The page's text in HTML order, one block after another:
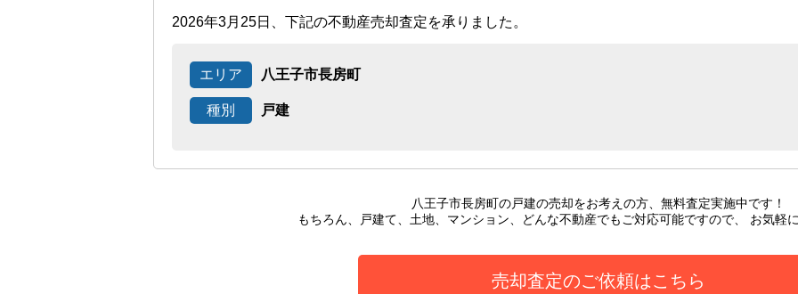
2026年3月25日、下記の不動産売却査定を承りました。
エリア 八王子市長房町
種別 戸建
八王子市長房町の戸建の売却をお考えの方、無料査定実施中です！
もちろん、戸建て、土地、マンション、どんな不動産でもご対応可能ですので、 お気軽
売却査定のご依頼はこちら